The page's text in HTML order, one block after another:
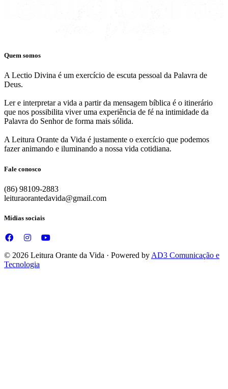
Quem somos
A Lectio Divina é um exercício de escuta pessoal da Palavra de
Deus.
Ler e interpretar a vida a partir da mensagem bíblica é o itinerário
que nos possibilita viver uma experiência de fé na intimidade da
Palavra do Senhor de forma mais sólida.
A Leitura Orante da Vida é justamente o exercício que podemos
fazer animando e iluminando a nossa vida cotidiana.
Fale conosco
(86) 98109-2883
leituraorantedavida@gmail.com
Mídias sociais
© 2026 Leitura Orante da Vida · Powered by AD3 Comunicação e
Tecnologia